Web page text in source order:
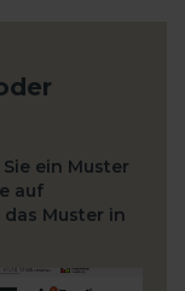
ein Muster
auf
das Muster in